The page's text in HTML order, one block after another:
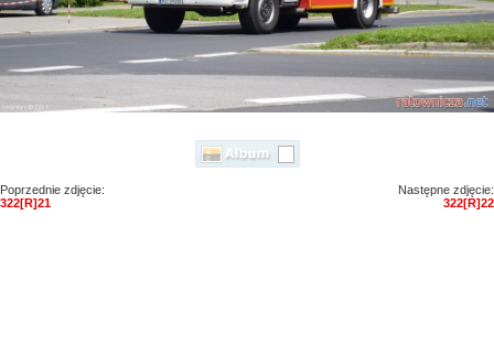
Poprzednie zdjęcie:
322[R]21
Następne zdjęcie:
322[R]22